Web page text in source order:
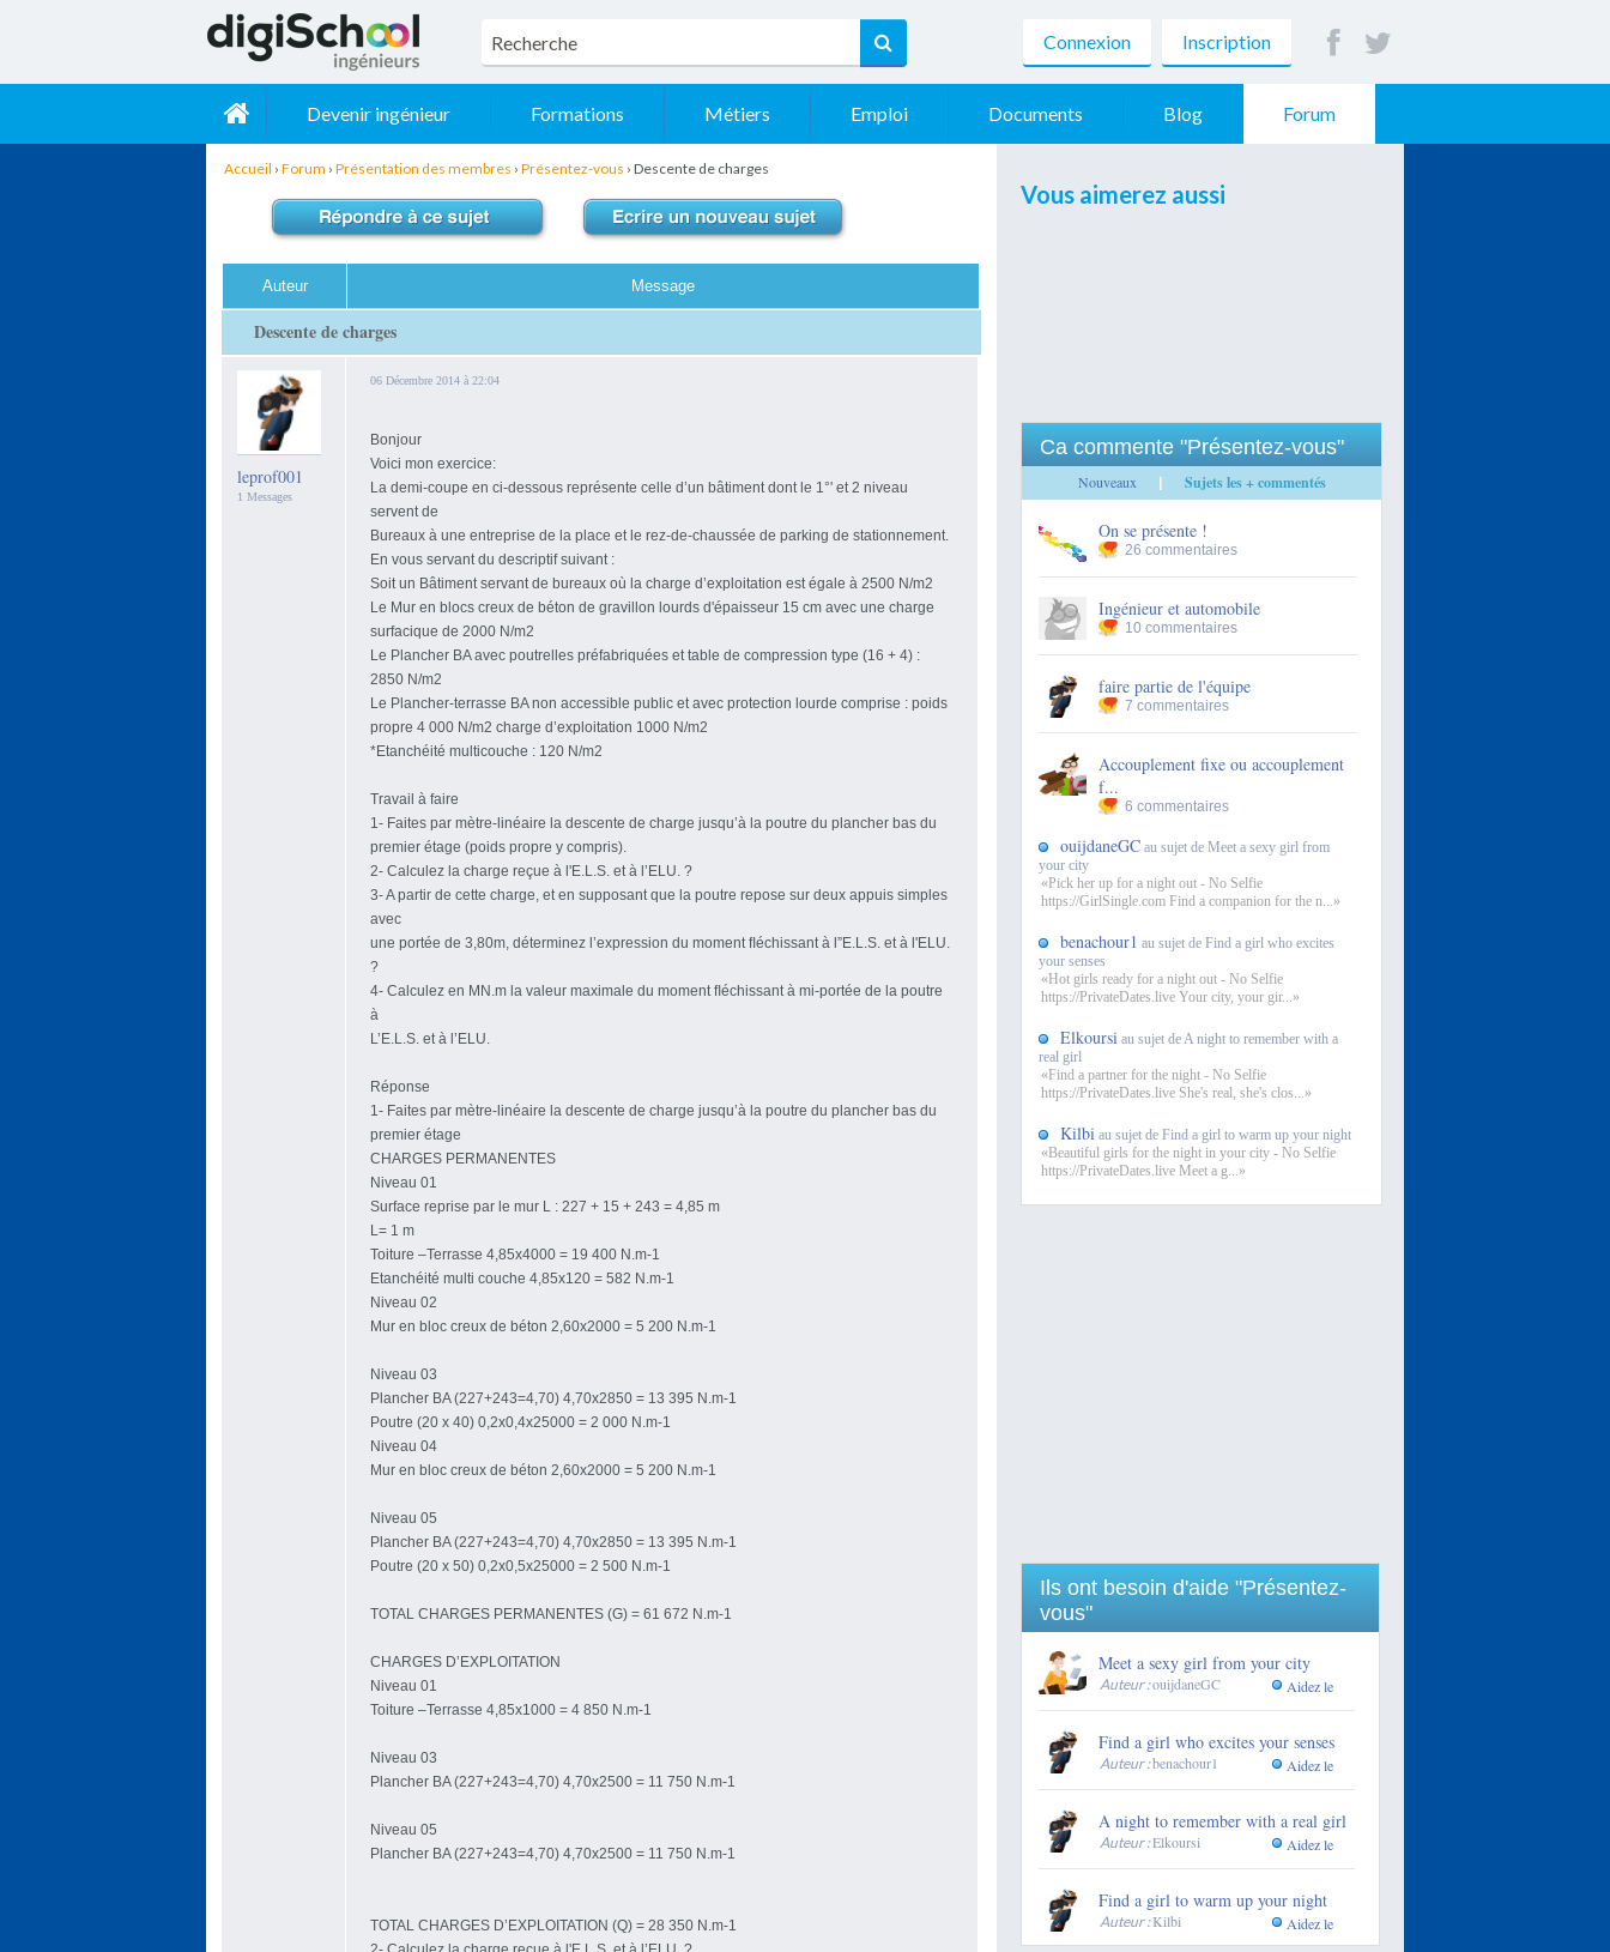
Connexion Inscription
Devenir ingénieur Formations Métiers Emploi Documents Blog Forum
Accueil ›Forum ›Présentation des membres ›Présentez-vous ›Descente de charges
Auteur Message
Descente de charges
leprof001
1 Messages
06 Décembre 2014 à 22:04
Bonjour
Voici mon exercice:
La demi-coupe en ci-dessous représente celle d’un bâtiment dont le 1°' et 2 niveau
servent de
Bureaux à une entreprise de la place et le rez-de-chaussée de parking de stationnement.
En vous servant du descriptif suivant :
Soit un Bâtiment servant de bureaux où la charge d’exploitation est égale à 2500 N/m2
Le Mur en blocs creux de béton de gravillon lourds d'épaisseur 15 cm avec une charge
surfacique de 2000 N/m2
Le Plancher BA avec poutrelles préfabriquées et table de compression type (16 + 4) :
2850 N/m2
Le Plancher-terrasse BA non accessible public et avec protection lourde comprise : poids
propre 4 000 N/m2 charge d’exploitation 1000 N/m2
*Etanchéité multicouche : 120 N/m2
Travail à faire
1- Faites par mètre-linéaire la descente de charge jusqu’à la poutre du plancher bas du
premier étage (poids propre y compris).
2- Calculez la charge reçue à l'E.L.S. et à l’ELU. ?
3- A partir de cette charge, et en supposant que la poutre repose sur deux appuis simples
avec
une portée de 3,80m, déterminez l’expression du moment ﬂéchissant à l”E.L.S. et à l'ELU.
?
4- Calculez en MN.m la valeur maximale du moment ﬂéchissant à mi-portée de la poutre
à
L’E.L.S. et à l’ELU.
Réponse
1- Faites par mètre-linéaire la descente de charge jusqu’à la poutre du plancher bas du
premier étage
CHARGES PERMANENTES
Niveau 01
Surface reprise par le mur L : 227 + 15 + 243 = 4,85 m
L= 1 m
Toiture –Terrasse 4,85x4000 = 19 400 N.m-1
Etanchéité multi couche 4,85x120 = 582 N.m-1
Niveau 02
Mur en bloc creux de béton 2,60x2000 = 5 200 N.m-1
Niveau 03
Plancher BA (227+243=4,70) 4,70x2850 = 13 395 N.m-1
Poutre (20 x 40) 0,2x0,4x25000 = 2 000 N.m-1
Niveau 04
Mur en bloc creux de béton 2,60x2000 = 5 200 N.m-1
Niveau 05
Plancher BA (227+243=4,70) 4,70x2850 = 13 395 N.m-1
Poutre (20 x 50) 0,2x0,5x25000 = 2 500 N.m-1
TOTAL CHARGES PERMANENTES (G) = 61 672 N.m-1
CHARGES D’EXPLOITATION
Niveau 01
Toiture –Terrasse 4,85x1000 = 4 850 N.m-1
Niveau 03
Plancher BA (227+243=4,70) 4,70x2500 = 11 750 N.m-1
Niveau 05
Plancher BA (227+243=4,70) 4,70x2500 = 11 750 N.m-1
TOTAL CHARGES D’EXPLOITATION (Q) = 28 350 N.m-1
Vous aimerez aussi
Ca commente "Présentez-vous"
Nouveaux | Sujets les + commentés
On se présente !
26 commentaires
Ingénieur et automobile
10 commentaires
faire partie de l'équipe
7 commentaires
Accouplement fixe ou accouplement
f...
6 commentaires
ouijdaneGC au sujet de Meet a sexy girl from
your city
«Pick her up for a night out - No Selfie
https://GirlSingle.com Find a companion for the n...»
benachour1 au sujet de Find a girl who excites
your senses
«Hot girls ready for a night out - No Selfie
https://PrivateDates.live Your city, your gir...»
Elkoursi au sujet de A night to remember with a
real girl
«Find a partner for the night - No Selfie
https://PrivateDates.live She's real, she's clos...»
Kilbi au sujet de Find a girl to warm up your night
«Beautiful girls for the night in your city - No Selfie
https://PrivateDates.live Meet a g...»
Ils ont besoin d'aide "Présentez-
vous"
Meet a sexy girl from your city
Auteur :ouijdaneGC Aidez le
Find a girl who excites your senses
Auteur :benachour1 Aidez le
A night to remember with a real girl
Auteur :Elkoursi Aidez le
Find a girl to warm up your night
Auteur :Kilbi Aidez le